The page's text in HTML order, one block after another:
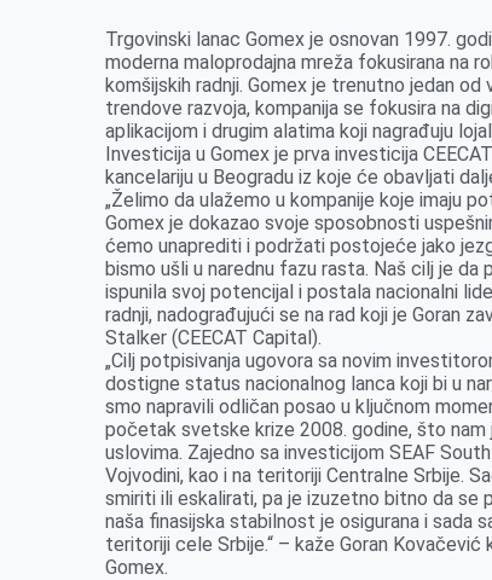
r
Trgovinski lanac Gomex je osnovan 1997.
moderna maloprodajna mreža fokusirana na
komšijskih radnji. Gomex je trenutno jedan
trendove razvoja, kompanija se fokusira na
aplikacijom i drugim alatima koji nagrađuju
Investicija u Gomex je prva investicija
kancelariju u Beogradu iz koje će obavljati
„Želimo da ulažemo u kompanije koje imaju
Gomex je dokazao svoje sposobnosti
ćemo unaprediti i podržati postojeće jako
bismo ušli u narednu fazu rasta. Naš cilj je
ispunila svoj potencijal i postala nacionalni
radnji, nadograđujući se na rad koji je Goran
Stalker (CEECAT Capital).
„Cilj potpisivanja ugovora sa novim
dostigne status nacionalnog lanca koji bi u
smo napravili odličan posao u ključnom
početak svetske krize 2008. godine, što
uslovima. Zajedno sa investicijom SEAF
Vojvodini, kao i na teritoriji Centralne Srbije.
smiriti ili eskalirati, pa je izuzetno bitno da se
naša finasijska stabilnost je osigurana i sada
teritoriji cele Srbije.“ – kaže Goran
Gomex.